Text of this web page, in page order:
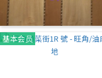
基本会员